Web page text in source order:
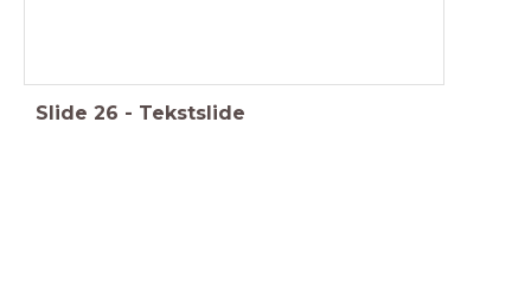
Slide 26 - Tekstslide